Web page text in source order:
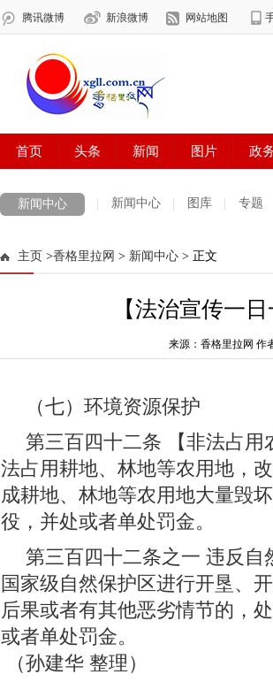
新闻中心 新闻中心 图库 专题
法治迪庆
主页 >香格里拉网 > 新闻中心 > 正文
【法治宣传一
来源：香格里拉网 作
（七）环境资源保护
第三百四十二条 【非法占
法占用耕地、林地等农用地，
成耕地、林地等农用地大量毁
役，并处或者单处罚金。
第三百四十二条之一 违反
国家级自然保护区进行开垦、
后果或者有其他恶劣情节的，
或者单处罚金。
（孙建华 整理）